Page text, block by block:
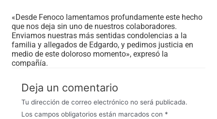
«Desde Fenoco lamentamos profundamente este hecho
que nos deja sin uno de nuestros colaboradores.
Enviamos nuestras más sentidas condolencias a la
familia y allegados de Edgardo, y pedimos justicia en
medio de este doloroso momento», expresó la
compañía.
Deja un comentario
Tu dirección de correo electrónico no será publicada.
Los campos obligatorios están marcados con *